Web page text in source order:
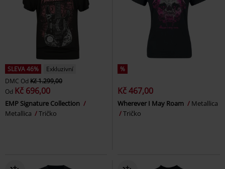
SLEVA 46%
Exkluzivní
DMC Od Kč 1.299,00
Od Kč 696,00
EMP Signature Collection
Metallica
Tričko
%
Kč 467,00
Wherever I May Roam
Metallica
Tričko